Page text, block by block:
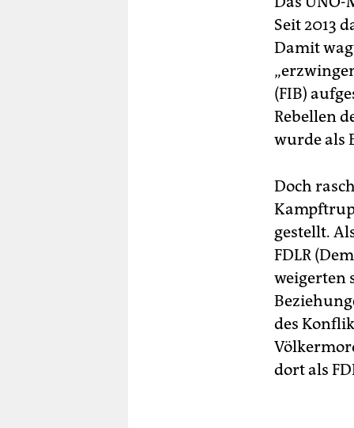
Seit 2013
Damit
(FIB)
Rebellen
wurde als
Doch
gestellt.
FDLR
weigerten
des
dort als